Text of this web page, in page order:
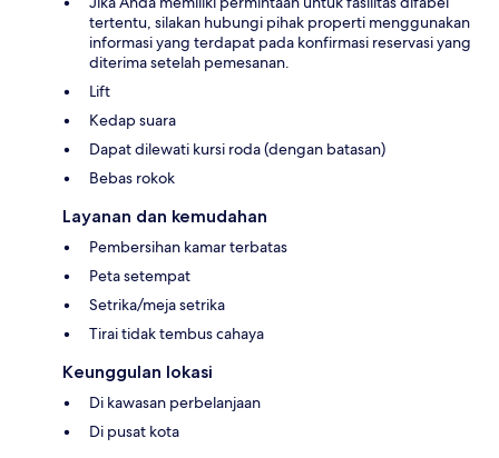
tertentu, silakan hubungi pihak properti menggunakan
informasi yang terdapat pada konfirmasi reservasi yang
diterima setelah pemesanan.
Lift
Kedap suara
Dapat dilewati kursi roda (dengan batasan)
Bebas rokok
Layanan dan kemudahan
Pembersihan kamar terbatas
Peta setempat
Setrika/meja setrika
Tirai tidak tembus cahaya
Keunggulan lokasi
Di kawasan perbelanjaan
Di pusat kota